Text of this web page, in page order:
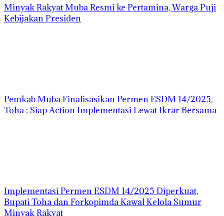
Minyak Rakyat Muba Resmi ke Pertamina, Warga Puji
Kebijakan Presiden
Pemkab Muba Finalisasikan Permen ESDM 14/2025,
Toha : Siap Action Implementasi Lewat Ikrar Bersama
Implementasi Permen ESDM 14/2025 Diperkuat,
Bupati Toha dan Forkopimda Kawal Kelola Sumur
Minyak Rakyat